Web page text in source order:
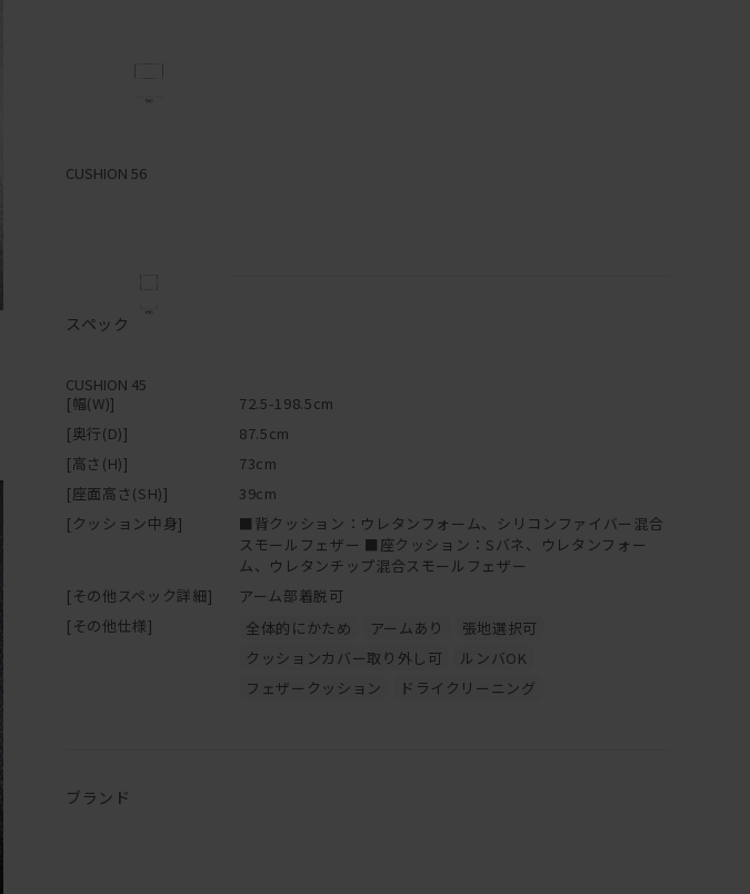
CUSHION 56
CUSHION 45
スペック
[幅(W)]
72.5-198.5cm
[奥行(D)]
87.5cm
[高さ(H)]
73cm
[座面高さ(SH)]
39cm
[クッション中身]
■背クッション：ウレタンフォーム、シリコンファイバー混合
スモールフェザー ■座クッション：Sバネ、ウレタンフォー
ム、ウレタンチップ混合スモールフェザー
[その他スペック詳細]
アーム部着脱可
[その他仕様]
全体的にかため アームあり
張地選択可
クッションカバー取り外し可
ルンバOK
フェザークッション
ドライクリーニング
ブランド